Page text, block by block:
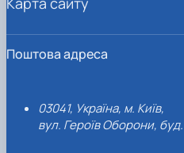
Поштова адреса
03041, Україна, м. Київ,
вул. Героїв Оборони, буд.